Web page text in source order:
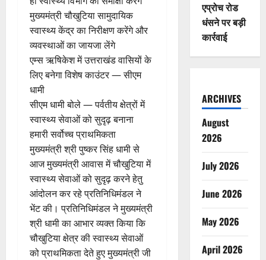
मुख्यमंत्री चौखुटिया सामुदायिक
स्वास्थ्य केंद्र का निरीक्षण करेंगे और
व्यवस्थाओं का जायजा लेंगे
एम्स ऋषिकेश में उत्तराखंड वासियों के
लिए बनेगा विशेष काउंटर — सीएम
धामी
सीएम धामी बोले — पर्वतीय क्षेत्रों में
स्वास्थ्य सेवाओं को सुदृढ़ बनाना
हमारी सर्वोच्च प्राथमिकता
मुख्यमंत्री श्री पुष्कर सिंह धामी से
आज मुख्यमंत्री आवास में चौखुटिया में
स्वास्थ्य सेवाओं को सुदृढ़ करने हेतु
आंदोलन कर रहे प्रतिनिधिमंडल ने
भेंट की। प्रतिनिधिमंडल ने मुख्यमंत्री
श्री धामी का आभार व्यक्त किया कि
चौखुटिया क्षेत्र की स्वास्थ्य सेवाओं
को प्राथमिकता देते हुए मुख्यमंत्री जी
एप्रोच रोड
धंसने पर बड़ी
कार्रवाई
ARCHIVES
August
2026
July 2026
June 2026
May 2026
April 2026